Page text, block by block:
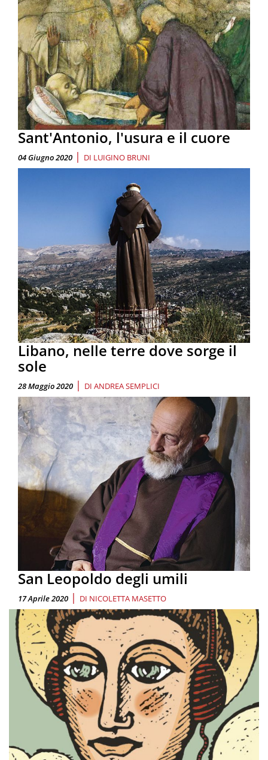
Sant'Antonio, l'usura e il cuore
04 Giugno 2020 | DI LUIGINO BRUNI
Libano, nelle terre dove sorge il
sole
28 Maggio 2020 | DI ANDREA SEMPLICI
San Leopoldo degli umili
17 Aprile 2020 | DI NICOLETTA MASETTO